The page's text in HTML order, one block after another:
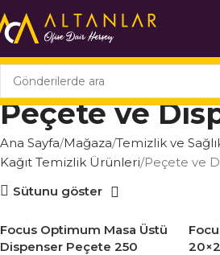
Peçete ve
Ana Sayfa Mağaza Temizlik ve
Kağıt Temizlik Ürünleri Peçete ve
Sütunu göster
Focus Optimum Masa Üstü
Dispenser Peçete 250